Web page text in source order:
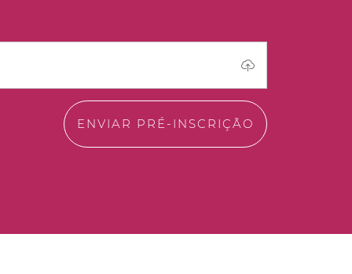
ENVIAR PRÉ-INSCRIÇÃO